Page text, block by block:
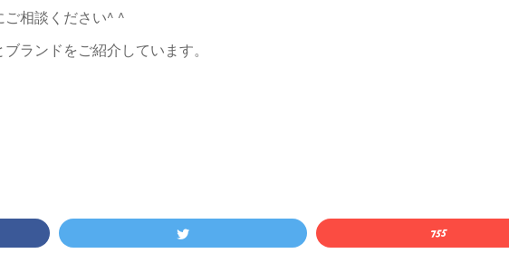
相談ください^ ^
ランドをご紹介しています。